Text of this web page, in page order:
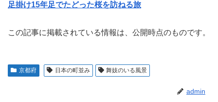
足掛け15年足でたどった桜を訪ねる旅
この記事に掲載されている情報は、公開時点のものです。
京都府 日本の町並み 舞妓のいる風景
admin